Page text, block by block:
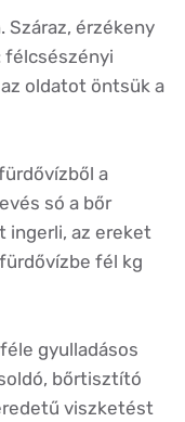
Száraz, érzékeny
félcsészényi
oldatot öntsük a
a
só a bőr
ingerli, az ereket
fél kg
gyulladásos
bőrtisztító
viszketést